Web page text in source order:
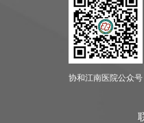
协和江南医院公众号